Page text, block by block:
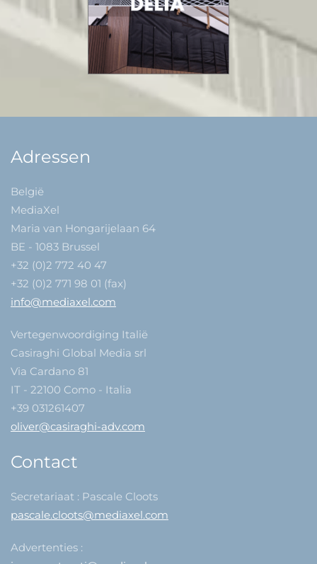
Adressen
België
MediaXel
Maria van Hongarijelaan 64
BE - 1083 Brussel
+32 (0)2 772 40 47
+32 (0)2 771 98 01 (fax)
info@mediaxel.com
Vertegenwoordiging Italië
Casiraghi Global Media srl
Via Cardano 81
IT - 22100 Como - Italia
+39 031261407
oliver@casiraghi-adv.com
Contact
Secretariaat : Pascale Cloots
pascale.cloots@mediaxel.com
Advertenties :